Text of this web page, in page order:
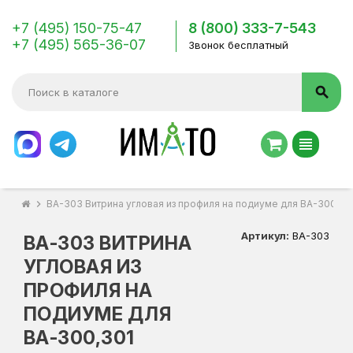
+7 (495) 150-75-47
+7 (495) 565-36-07
8 (800) 333-7-543
Звонок бесплатный
search
view_headline
chevron_right ВА-303 Витрина угловая из профиля на подиуме для ВА-
ВА-303 ВИТРИНА
УГЛОВАЯ ИЗ
ПРОФИЛЯ НА
ПОДИУМЕ ДЛЯ
ВА-300,301
Артикул: ВА-303